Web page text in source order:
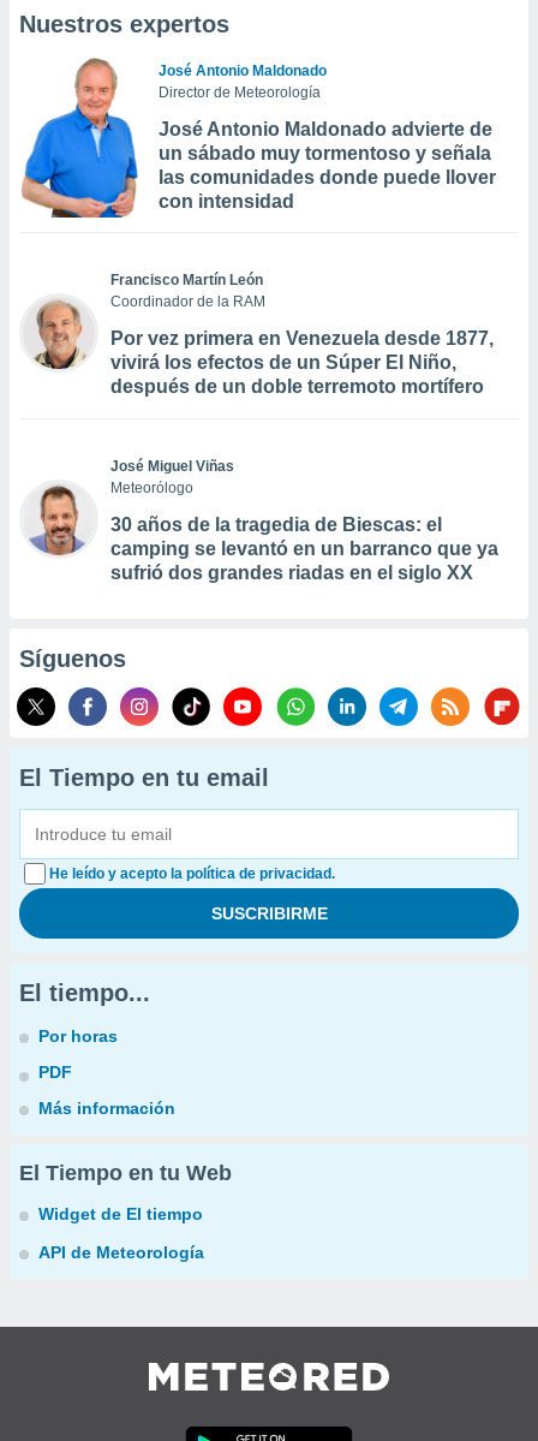
Nuestros expertos
José Antonio Maldonado
Director de Meteorología
José Antonio Maldonado advierte de
un sábado muy tormentoso y señala
las comunidades donde puede llover
con intensidad
Francisco Martín León
Coordinador de la RAM
Por vez primera en Venezuela desde 1877,
vivirá los efectos de un Súper El Niño,
después de un doble terremoto mortífero
José Miguel Viñas
Meteorólogo
30 años de la tragedia de Biescas: el
camping se levantó en un barranco que ya
sufrió dos grandes riadas en el siglo XX
Síguenos
El Tiempo en tu email
He leído y acepto la política de privacidad.
El tiempo...
Por horas
PDF
Más información
El Tiempo en tu Web
Widget de El tiempo
API de Meteorología